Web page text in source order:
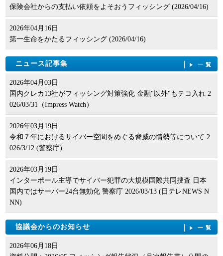
保険会社からの支払い依頼をよそおうフィッシング (2026/04/16)
2026年04月16日
第一生命をかたるフィッシング (2026/04/16)
ニュース記事集 一覧
2026年04月03日
国内クレカ13社がフィッシング対策強化 金融"以外"もテコ入れ 2
026/03/31（Impress Watch）
2026年03月19日
令和７年におけるサイバー空間をめぐる脅威の情勢等について 2
026/3/12 (警察庁)
2026年03月19日
インターポール主導でサイバー犯罪の大規模国際共同捜査 日本
国内ではサーバー24台無効化 警察庁 2026/03/13 (日テレNEWS N
NN)
協議会からのお知らせ 一覧
2026年06月18日